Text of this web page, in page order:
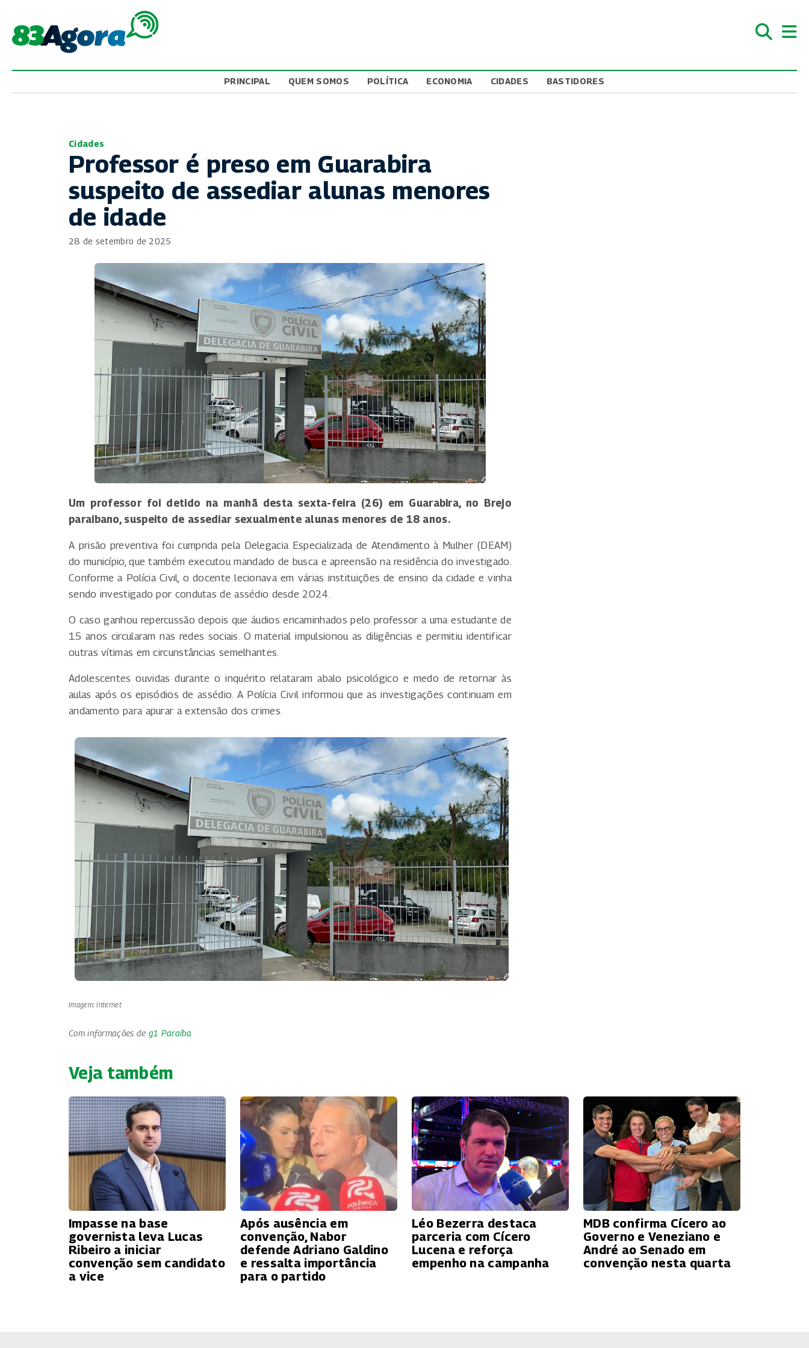
PRINCIPAL QUEM SOMOS POLÍTICA ECONOMIA CIDADES BASTIDORES
Cidades
Professor é preso em Guarabira
suspeito de assediar alunas menores
de idade
28 de setembro de 2025
Um professor foi detido na manhã desta sexta-feira (26) em Guarabira, no Brejo
paraibano, suspeito de assediar sexualmente alunas menores de 18 anos.
A prisão preventiva foi cumprida pela Delegacia Especializada de Atendimento à Mulher (DEAM)
do município, que também executou mandado de busca e apreensão na residência do investigado.
Conforme a Polícia Civil, o docente lecionava em várias instituições de ensino da cidade e vinha
sendo investigado por condutas de assédio desde 2024.
O caso ganhou repercussão depois que áudios encaminhados pelo professor a uma estudante de
15 anos circularam nas redes sociais. O material impulsionou as diligências e permitiu identificar
outras vítimas em circunstâncias semelhantes.
Adolescentes ouvidas durante o inquérito relataram abalo psicológico e medo de retornar às
aulas após os episódios de assédio. A Polícia Civil informou que as investigações continuam em
andamento para apurar a extensão dos crimes.
Imagem: Internet
Com informações de g1 Paraíba
Veja também
Impasse na base
governista leva Lucas
Ribeiro a iniciar
convenção sem candidato
a vice
Após ausência em
convenção, Nabor
defende Adriano Galdino
e ressalta importância
para o partido
Léo Bezerra destaca
parceria com Cícero
Lucena e reforça
empenho na campanha
MDB confirma Cícero ao
Governo e Veneziano e
André ao Senado em
convenção nesta quarta